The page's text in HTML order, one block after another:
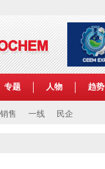
销售 一线 民企
专题 人物 趋势